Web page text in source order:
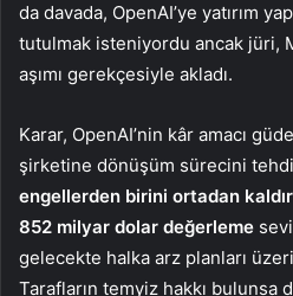
da davada, OpenAI’ye yatırım
tutulmak isteniyordu ancak jüri,
aşımı gerekçesiyle akladı.
Karar, OpenAI’nin kâr amacı
şirketine dönüşüm sürecini
engellerden birini ortadan
852 milyar dolar değerleme
gelecekte halka arz planları
Tarafların temyiz hakkı bulunsa